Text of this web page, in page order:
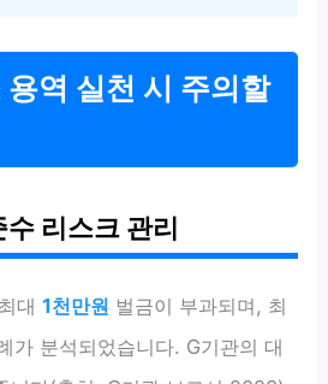
역 실천 시 주의할
리스크 관리
대1천만원 벌금이 부과되며, 최
가 분석되었습니다. G기관의 대